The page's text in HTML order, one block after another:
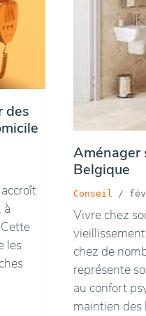
des
à
les
Aménager
Belgique
Conseil /
Vivre chez
chez de
représente
au confort
maintien des